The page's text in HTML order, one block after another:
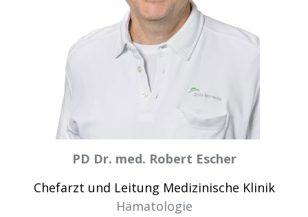
PD Dr. med. Robert Escher
Chefarzt und Leitung Medizinische Klinik
Hämatologie